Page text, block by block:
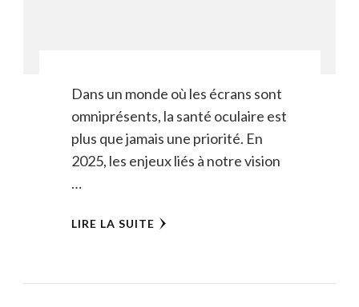
Dans un monde où les écrans sont
omniprésents, la santé oculaire est
plus que jamais une priorité. En
2025, les enjeux liés à notre vision
…
LIRE LA SUITE